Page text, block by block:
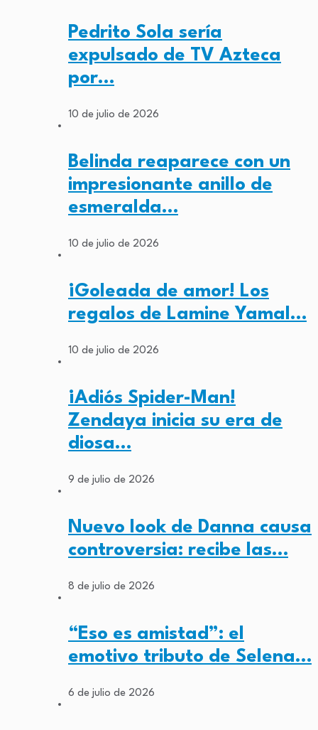
Pedrito Sola sería
expulsado de TV Azteca
por…
10 de julio de 2026
Belinda reaparece con un
impresionante anillo de
esmeralda…
10 de julio de 2026
¡Goleada de amor! Los
regalos de Lamine Yamal…
10 de julio de 2026
¡Adiós Spider-Man!
Zendaya inicia su era de
diosa…
9 de julio de 2026
Nuevo look de Danna causa
controversia: recibe las…
8 de julio de 2026
“Eso es amistad”: el
emotivo tributo de Selena…
6 de julio de 2026